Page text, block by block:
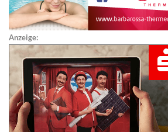
Anzeige: